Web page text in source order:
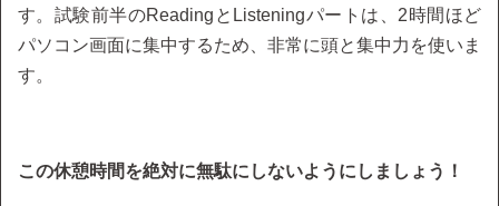
す。試験前半のReadingとListeningパートは、2時間ほど
パソコン画面に集中するため、非常に頭と集中力を使いま
す。
この休憩時間を絶対に無駄にしないようにしましょう！